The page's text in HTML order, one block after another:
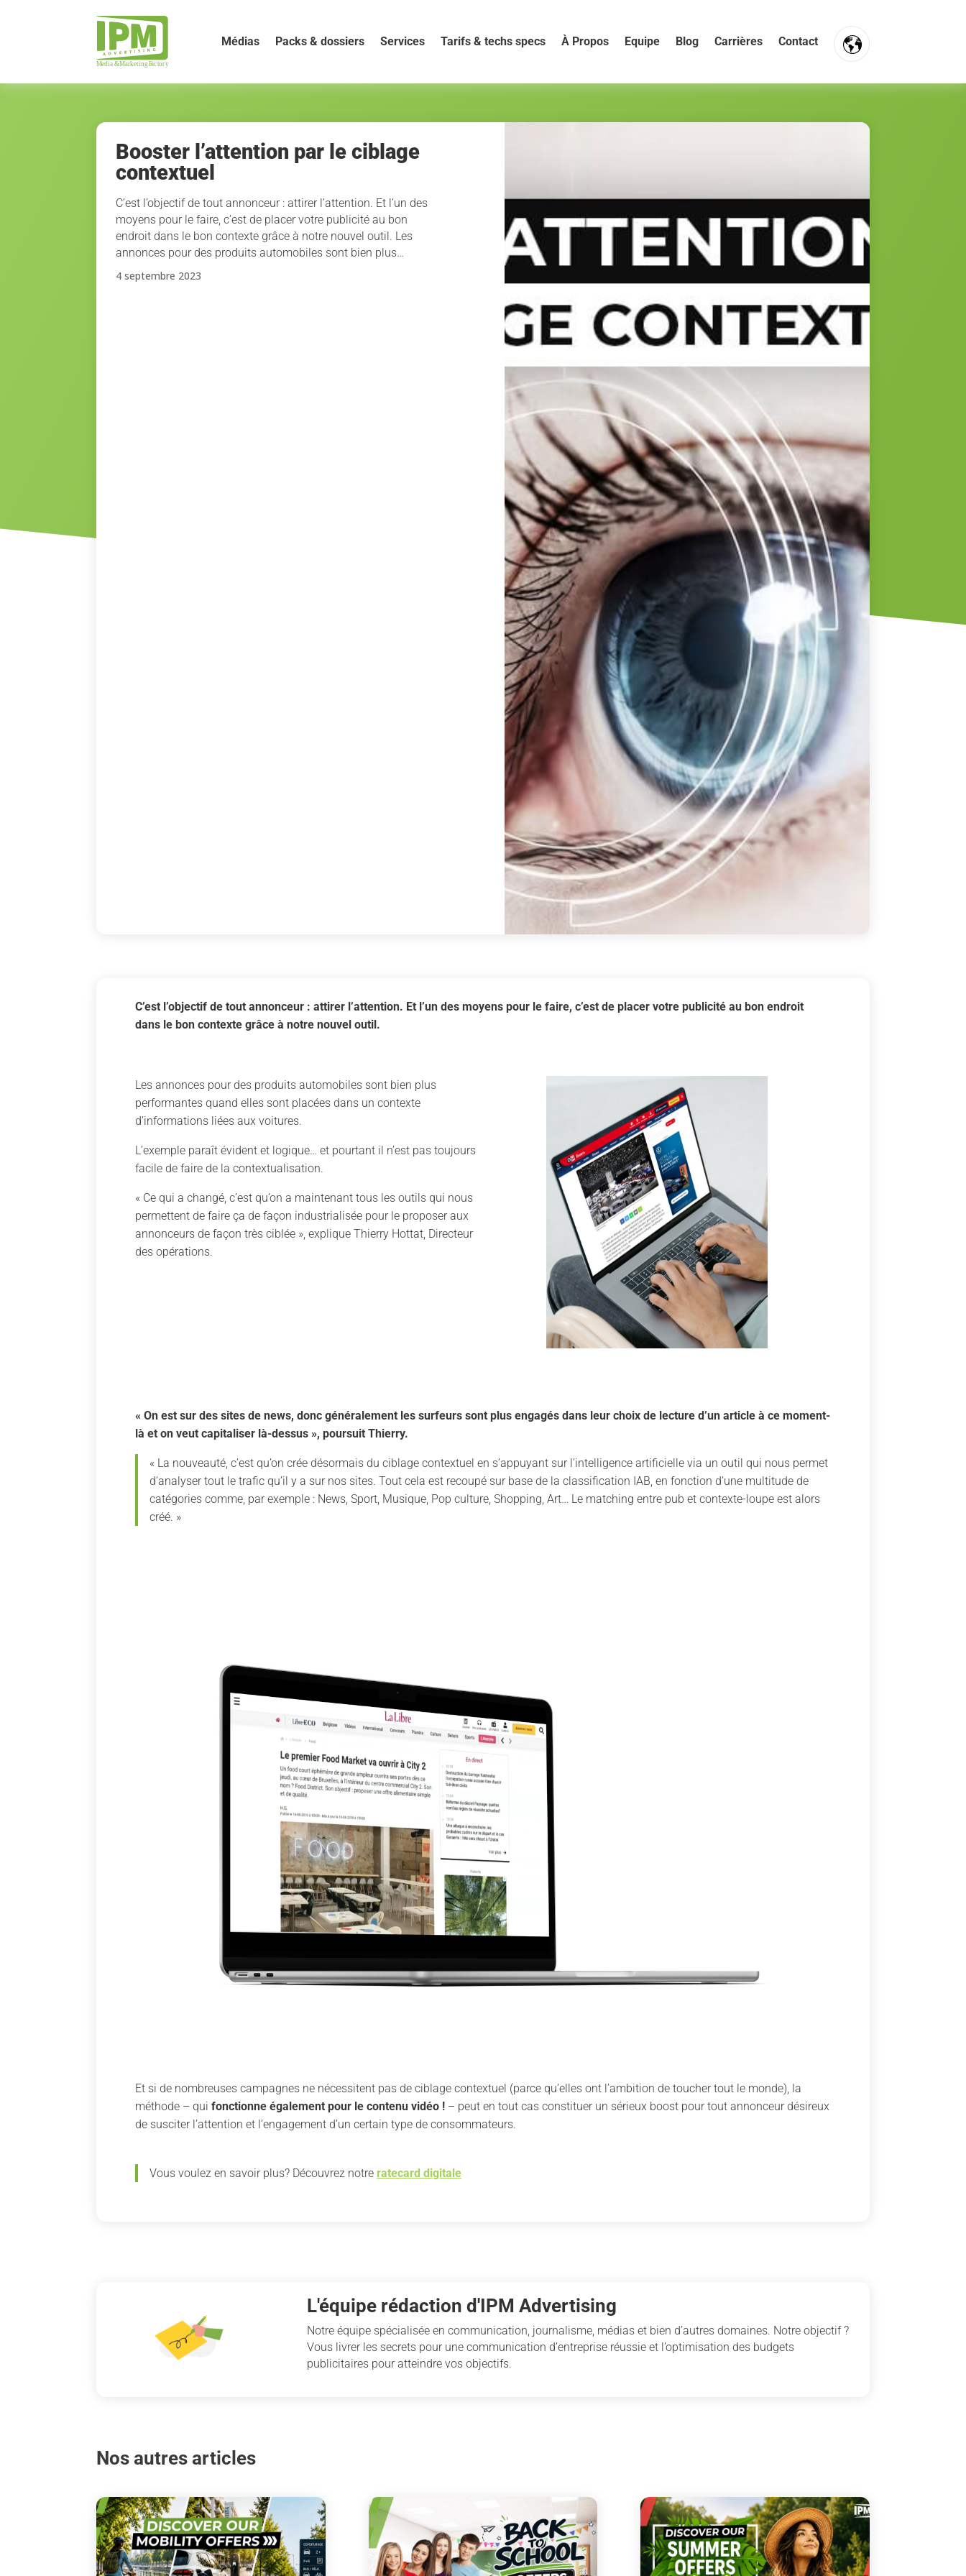
Médias Packs & dossiers Services Tarifs & techs specs À Propos Equipe Blog Carrières Contact
FR
Booster l’attention par le ciblage
contextuel
C’est l’objectif de tout annonceur : attirer l’attention. Et l’un des
moyens pour le faire, c’est de placer votre publicité au bon
endroit dans le bon contexte grâce à notre nouvel outil. Les
annonces pour des produits automobiles sont bien plus…
4 septembre 2023
C’est l’objectif de tout annonceur : attirer l’attention. Et l’un des moyens pour le faire, c’est de placer votre publicité au bon endroit
dans le bon contexte grâce à notre nouvel outil.
Les annonces pour des produits automobiles sont bien plus
performantes quand elles sont placées dans un contexte
d’informations liées aux voitures.
L’exemple paraît évident et logique… et pourtant il n’est pas toujours
facile de faire de la contextualisation.
« Ce qui a changé, c’est qu’on a maintenant tous les outils qui nous
permettent de faire ça de façon industrialisée pour le proposer aux
annonceurs de façon très ciblée », explique Thierry Hottat, Directeur
des opérations.
« On est sur des sites de news, donc généralement les surfeurs sont plus engagés dans leur choix de lecture d’un article à ce moment-
là et on veut capitaliser là-dessus », poursuit Thierry.
« La nouveauté, c’est qu’on crée désormais du ciblage contextuel en s’appuyant sur l’intelligence artificielle via un outil qui nous permet
d’analyser tout le trafic qu’il y a sur nos sites. Tout cela est recoupé sur base de la classification IAB, en fonction d’une multitude de
catégories comme, par exemple : News, Sport, Musique, Pop culture, Shopping, Art… Le matching entre pub et contexte-loupe est alors
créé. »
Et si de nombreuses campagnes ne nécessitent pas de ciblage contextuel (parce qu’elles ont l’ambition de toucher tout le monde), la
méthode – quifonctionne également pour le contenu vidéo ! – peut en tout cas constituer un sérieux boost pour tout annonceur désireux
de susciter l’attention et l’engagement d’un certain type de consommateurs.
Vous voulez en savoir plus? Découvrez notre ratecard digitale
L'équipe rédaction d'IPM Advertising
Notre équipe spécialisée en communication, journalisme, médias et bien d’autres domaines. Notre objectif ?
Vous livrer les secrets pour une communication d’entreprise réussie et l’optimisation des budgets
publicitaires pour atteindre vos objectifs.
Nos autres articles